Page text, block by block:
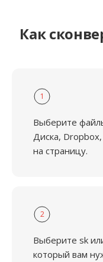
Как
1
Выберите
Диска,
на страницу.
2
Выберите sk
который вам